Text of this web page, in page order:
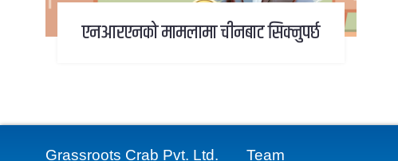
एनआरएनको मामलामा चीनबाट सिक्नुपर्छ
Grassroots Crab Pvt. Ltd. Team